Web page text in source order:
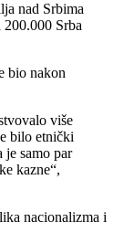
nad Srbima
Srba
bio nakon
više
bilo etnički
je samo par
kazne“,
nacionalizma i